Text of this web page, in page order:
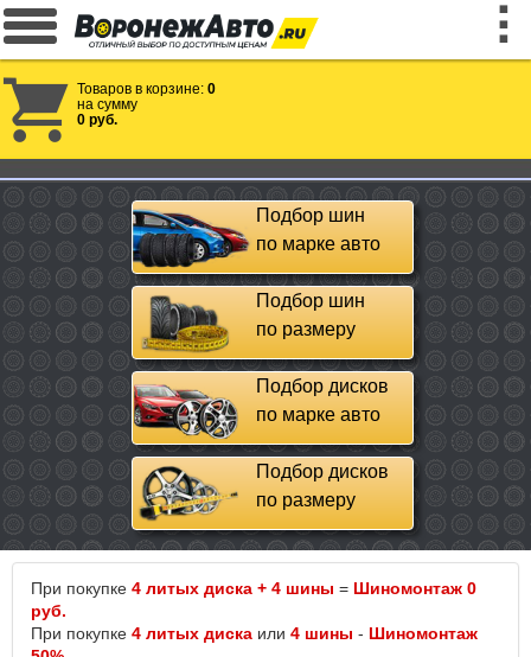
Товаров в корзине: 0
на сумму
0 руб.
Подбор шин
по марке авто
Подбор шин
по размеру
Подбор дисков
по марке авто
Подбор дисков
по размеру
При покупке 4 литых диска + 4 шины = Шиномонтаж 0
руб.
При покупке 4 литых диска или 4 шины - Шиномонтаж